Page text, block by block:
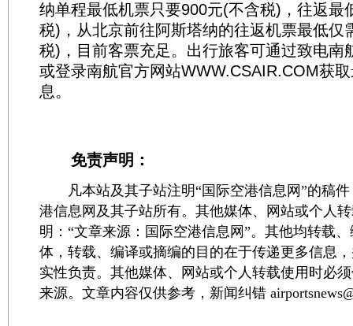
纳单程最低机票只要900元(不含税)，往返最
税)，从北京前往阿斯塔纳的往返机票最低仅
税)，目前客票充足。出行旅客可通过致电南
或登录南航官方网站WWW.CSAIR.COM获
息。
免责声明：
凡本站及其子站注明“国际空港信息网”的稿件
港信息网及其子站所有。其他媒体、网站或个人
明：“文章来源：国际空港信息网”。其他均转载
体，转载、编译或摘编的目的在于传递更多信息
实性负责。其他媒体、网站或个人转载使用时必
来源。文章内容仅供参考，新闻纠错